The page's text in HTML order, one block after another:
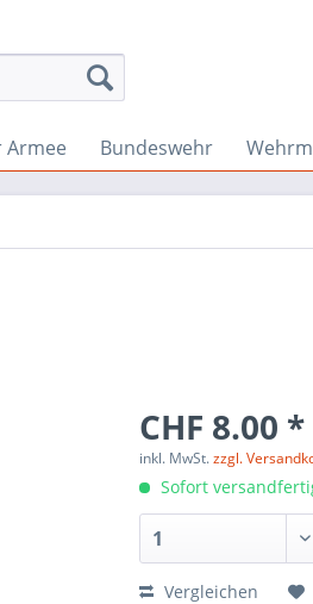
Armee Bundeswehr
CHF 8.00 *
inkl. MwSt.zzgl.
Sofort
Vergleichen